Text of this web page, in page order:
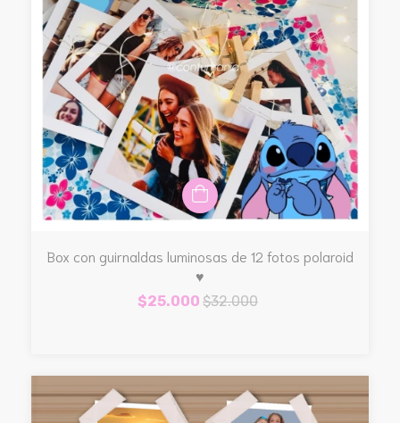
Box con guirnaldas luminosas de 12 fotos polaroid
♥
$25.000 $32.000